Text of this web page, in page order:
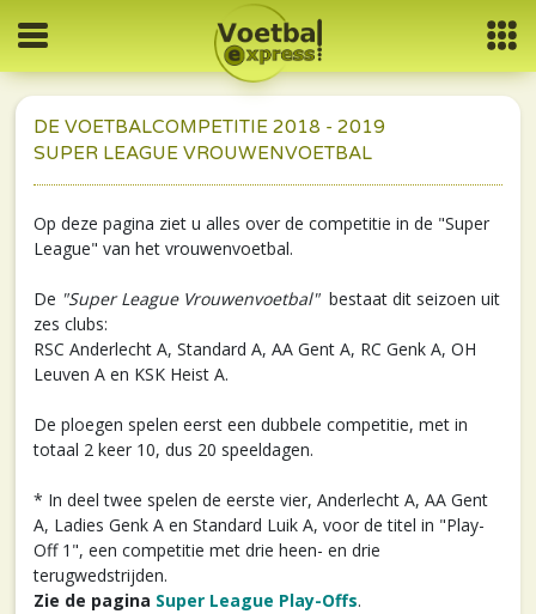
DE VOETBALCOMPETITIE 2018 - 2019
SUPER LEAGUE VROUWENVOETBAL
Op deze pagina ziet u alles over de competitie in de "Super
League" van het vrouwenvoetbal.
De "Super League Vrouwenvoetbal"bestaat dit seizoen uit
zes clubs:
RSC Anderlecht A, Standard A, AA Gent A, RC Genk A, OH
Leuven A en KSK Heist A.
De ploegen spelen eerst een dubbele competitie, met in
totaal 2 keer 10, dus 20 speeldagen.
* In deel twee spelen de eerste vier, Anderlecht A, AA Gent
A, Ladies Genk A en Standard Luik A, voor de titel in "Play-
Off 1", een competitie met drie heen- en drie
terugwedstrijden.
Zie de pagina Super League Play-Offs.